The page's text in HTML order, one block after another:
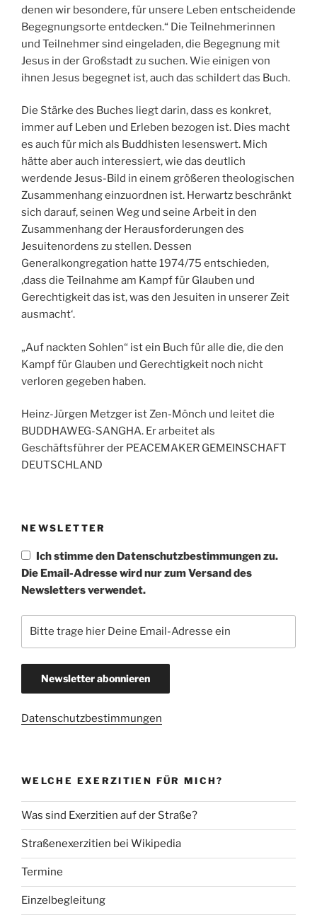
denen wir besondere, für unsere Leben entscheidende
Begegnungsorte entdecken.“ Die Teilnehmerinnen
und Teilnehmer sind eingeladen, die Begegnung mit
Jesus in der Großstadt zu suchen. Wie einigen von
ihnen Jesus begegnet ist, auch das schildert das Buch.
Die Stärke des Buches liegt darin, dass es konkret,
immer auf Leben und Erleben bezogen ist. Dies macht
es auch für mich als Buddhisten lesenswert. Mich
hätte aber auch interessiert, wie das deutlich
werdende Jesus-Bild in einem größeren theologischen
Zusammenhang einzuordnen ist. Herwartz beschränkt
sich darauf, seinen Weg und seine Arbeit in den
Zusammenhang der Herausforderungen des
Jesuitenordens zu stellen. Dessen
Generalkongregation hatte 1974/75 entschieden,
‚dass die Teilnahme am Kampf für Glauben und
Gerechtigkeit das ist, was den Jesuiten in unserer Zeit
ausmacht‘.
„Auf nackten Sohlen“ ist ein Buch für alle die, die den
Kampf für Glauben und Gerechtigkeit noch nicht
verloren gegeben haben.
Heinz-Jürgen Metzger ist Zen-Mönch und leitet die
BUDDHAWEG-SANGHA. Er arbeitet als
Geschäftsführer der PEACEMAKER GEMEINSCHAFT
DEUTSCHLAND
NEWSLETTER
Ich stimme den Datenschutzbestimmungen zu.
Die Email-Adresse wird nur zum Versand des
Newsletters verwendet.
Datenschutzbestimmungen
WELCHE EXERZITIEN FÜR MICH?
Was sind Exerzitien auf der Straße?
Straßenexerzitien bei Wikipedia
Termine
Einzelbegleitung